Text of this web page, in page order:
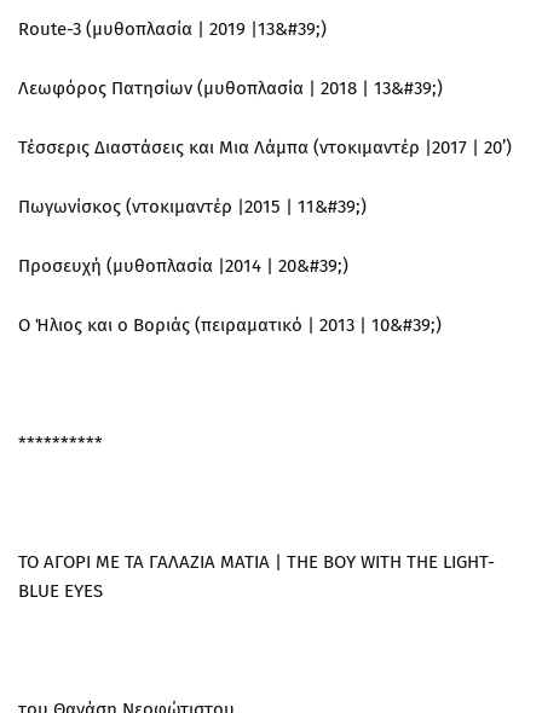
Route-3 (μυθοπλασία | 2019 |13&#39;)
Λεωφόρος Πατησίων (μυθοπλασία | 2018 | 13&#39;)
Τέσσερις Διαστάσεις και Μια Λάμπα (ντοκιμαντέρ |2017 | 20’)
Πωγωνίσκος (ντοκιμαντέρ |2015 | 11&#39;)
Προσευχή (μυθοπλασία |2014 | 20&#39;)
Ο Ήλιος και ο Βοριάς (πειραματικό | 2013 | 10&#39;)
**********
ΤΟ ΑΓΟΡΙ ΜΕ ΤΑ ΓΑΛΑΖΙΑ ΜΑΤΙΑ | THE BOY WITH THE LIGHT-
BLUE EYES